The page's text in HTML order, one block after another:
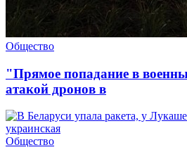
Общество
"Прямое попадание в
атакой дронов в
Общество